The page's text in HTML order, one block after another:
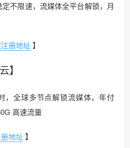
不限速，流媒体全平台解锁，月
册地址】
】
，全球多节点解锁流媒体，年付
高速流量
地址】